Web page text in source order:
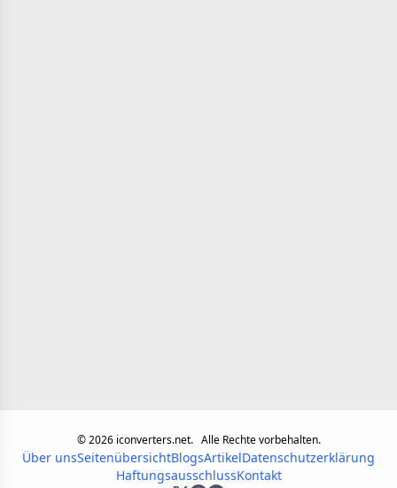
©2026iconverters.net. Alle Rechte vorbehalten.
Über unsSeitenübersichtBlogsArtikelDatenschutzerklärung
HaftungsausschlussKontakt